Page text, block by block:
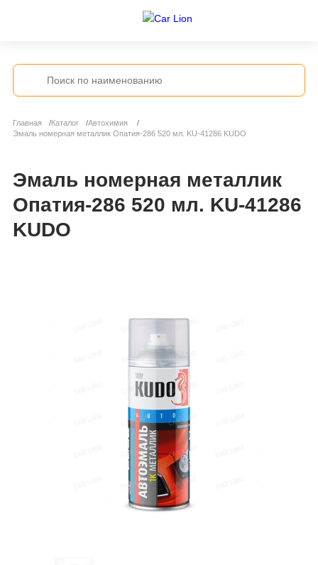
Главная Каталог
Автохимия
Эмаль номерная металлик Опатия-286 520 мл. KU-41286 KUDO
Эмаль номерная металлик
Опатия-286 520 мл. KU-41286
KUDO